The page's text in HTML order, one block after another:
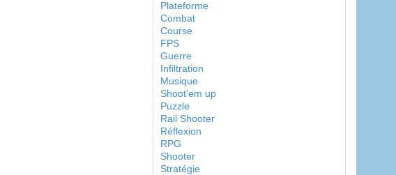
Plateforme
Combat
Course
FPS
Guerre
Infiltration
Musique
Shoot'em up
Puzzle
Rail Shooter
Réflexion
RPG
Shooter
Stratégie